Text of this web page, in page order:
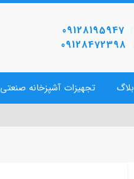
09128195947
09128472398
بلاگ تجهیزات آشپزخانه صنعتی